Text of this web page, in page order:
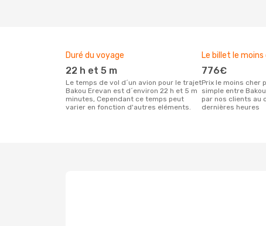
Duré du voyage
22 h et 5 m
Le temps de vol d´un avion pour le trajet
Bakou Erevan est d´environ 22 h et 5 m
minutes, Cependant ce temps peut
varier en fonction d'autres eléments.
Le billet le moins
776€
Prix le moins cher pour un vol aller
simple entre
par nos clients au
dernières heures